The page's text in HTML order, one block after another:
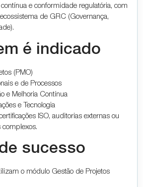
e conformidade regulatória, com
de GRC (Governança,
é indicado
(PMO)
e de Processos
e Melhoria Contínua
e Tecnologia
ISO, auditorias externas ou
complexos.
sucesso
o módulo Gestão de Projetos